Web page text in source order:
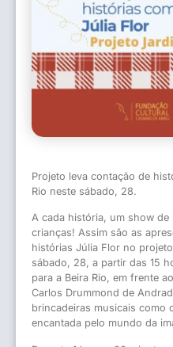
Projeto leva contação de
Rio neste sábado, 28.
A cada história, um show de
crianças! Assim são as
histórias Júlia Flor no projeto
sábado, 28, a partir das 15
para a Beira Rio, em frente
Carlos Drummond de
brincadeiras musicais como
encantada pelo mundo da